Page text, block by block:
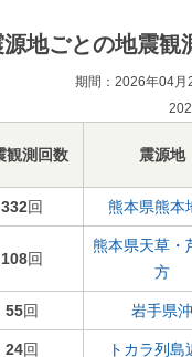
源地ごとの地震観
期間：2026年04月
観測回数 震源地
332回 熊本県熊本
108回
熊本県天草・
方
55回 岩手県沖
24回 トカラ列島